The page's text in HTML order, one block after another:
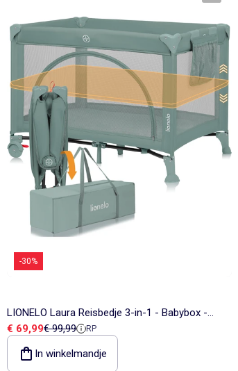
-30%
LIONELO Laura Reisbedje 3-in-1 - Babybox -
Matras - Wieltjes - 0-36 Maanden
Verkoopprijs
€ 69,99Referentieprijs
€ 99,99 RP
In winkelmandje